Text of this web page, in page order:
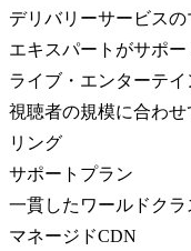
デリバリーサービス
エキスパートがサポー
ライブ・エンターテ
視聴者の規模に合わ
リング
サポートプラン
一貫したワールドクラ
マネージドCDN